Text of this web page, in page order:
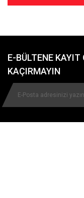
E-BÜLTENE
KAÇIRMAYIN